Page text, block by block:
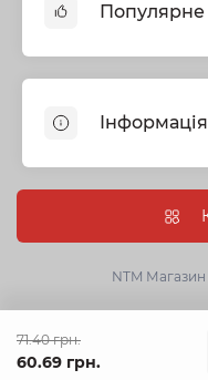
71.40 грн.
60.69 грн.
Популярне
Запірна арматура
Труби та фітинги
Насосне
Фільтри для питної
Інформація
Інформація про
Про нас
Умови угоди
Гарантії
Оптові замовлення
Зворотній зв’язок
NTM